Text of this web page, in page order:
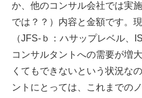
か、他のコンサル会社では実
では？？）内容と金額です。
（JFS-ｂ：ハサップレベル、
コンサルタントへの需要が増
くてもできないという状況な
ントにとっては、これまでの